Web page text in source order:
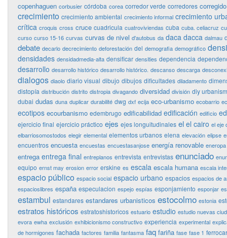
copenhaguen corbusier córdoba corea corredor verde corredores corregido
crecimiento crecimiento ambiental crecimiento informal crecimiento
crítica croquis cross cruce cuadricula cuatroviviendas cuba cuba. celiacruz
curso curso 15-16 curvas curvas de nivel d'autobus da daca dacca dalmau
debate decarlo decrecimiento deforestación del demografia demográfico
densidades densidadmedia-alta densificar densities dependencia
desarrollo desarrollo histórico desarrollo histórico. descanso descarga
dialogos diaolo diario visual dibujo dibujos dificultades diladamento
distopía distribución distrito distropia divagando diversidad división diy urbanism
dubai dudas duna duplicar durabilité dwg dxf ecija eco-urbanismo ecobarrio
ecotipos ecourbanismo edembrugo edificabilidad edificación edificio
ejercicio final ejercicio práctico ejes ejes longuitudinales el el cairo el eje
elbarriosomostodos elegir elemental elementos urbanos elena elevación elipse
encuentros encuesta encuestas encuestasanjose energía renovable eneropa
entrega entrega final entreplanos entrevista entrevistas enunciado
equipo ernst may erosion error erskine es escala escala humana escala
espacio público espacio social espacio urbano espacios espacios de
espacioslibres españa especulacion espejo espías esponjamiento esponjar
estambul estandares estandares urbanisticos estocolmo estonia
estratos históricos estratoshistoricos estuario estudio estudio nuevas
evora ewha exclusión exhibicionismo constructivo experiencia experimental
de hormigones fachada factores familia fantasma faq fariña fase fase 1